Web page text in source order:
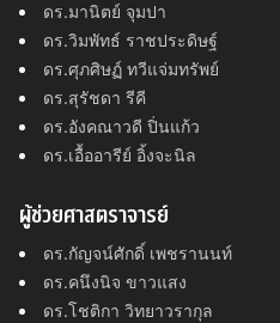
ดร.มานิตย์ จุมปา
ดร.วิมพัทธ์ ราชประดิษฐ์
ดร.ศุภศิษฏ์ ทวีแจ่มทรัพย์
ดร.สุรัชดา รีคี
ดร.อังคณาวดี ปิ่นแก้ว
ดร.เอื้ออารีย์ อิ้งจะนิล
ผู้ช่วยศาสตราจารย์
ดร.กัญจน์ศักดิ์ เพชรานนท์
ดร.คนึงนิจ ขาวแสง
ดร.โชติกา วิทยาวรากุล